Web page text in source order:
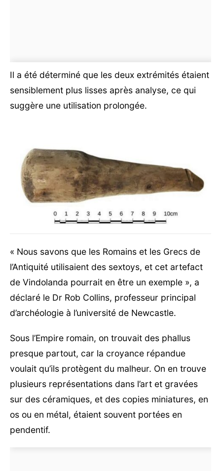
Il a été déterminé que les deux extrémités étaient
sensiblement plus lisses après analyse, ce qui
suggère une utilisation prolongée.
« Nous savons que les Romains et les Grecs de
l’Antiquité utilisaient des sextoys, et cet artefact
de Vindolanda pourrait en être un exemple », a
déclaré le Dr Rob Collins, professeur principal
d’archéologie à l’université de Newcastle.
Sous l’Empire romain, on trouvait des phallus
presque partout, car la croyance répandue
voulait qu’ils protègent du malheur. On en trouve
plusieurs représentations dans l’art et gravées
sur des céramiques, et des copies miniatures, en
os ou en métal, étaient souvent portées en
pendentif.